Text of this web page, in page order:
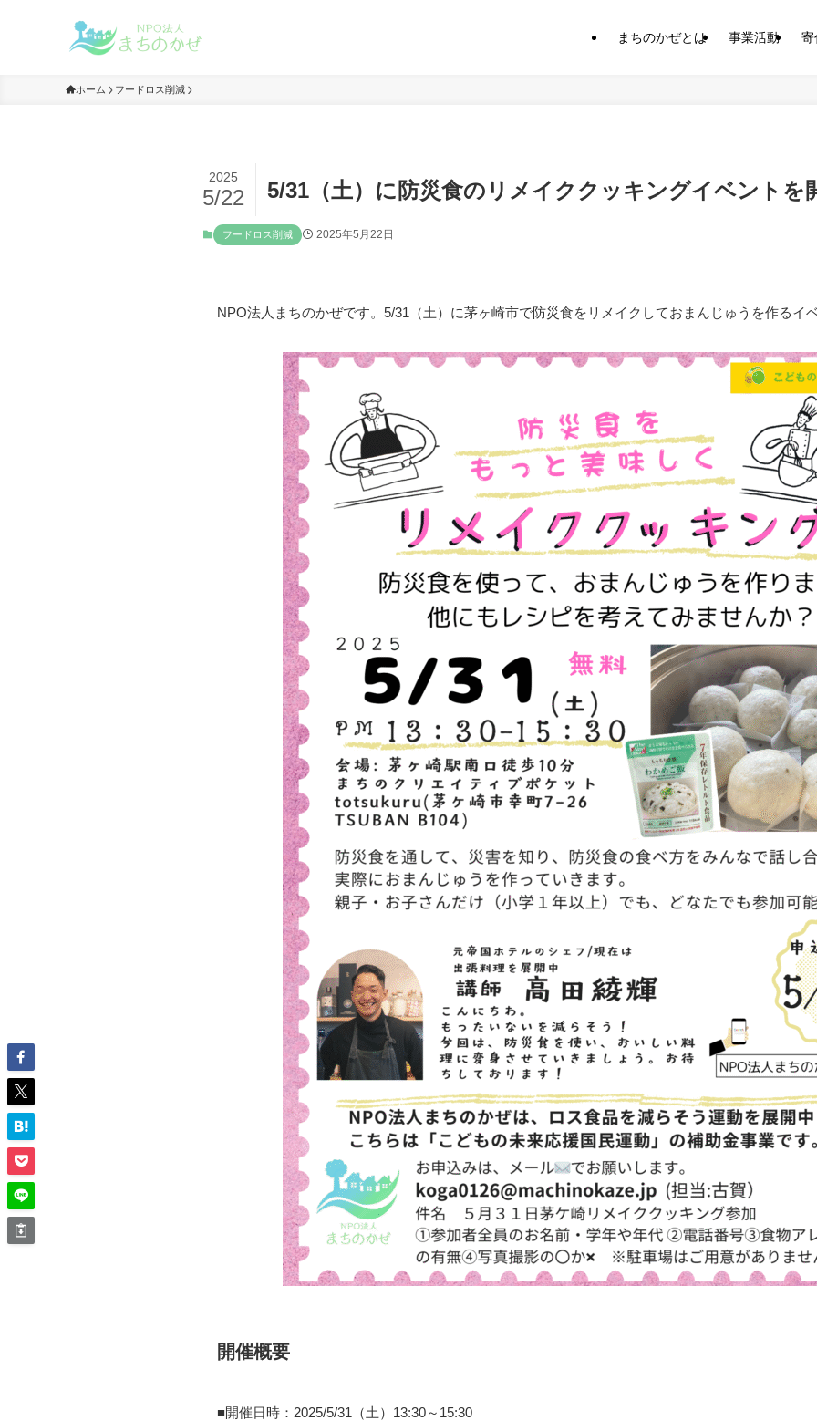
まちのかぜとは 事業活動 寄
ホーム フードロス削減
5/31（土）に防災食のリメイククッキングイベントを
2025
5/22
フードロス削減 2025年5月22日
NPO法人まちのかぜです。5/31（土）に茅ヶ崎市で防災食をリメイクしておまんじゅうを作るイ
開催概要
■開催日時：2025/5/31（土）13:30～15:30